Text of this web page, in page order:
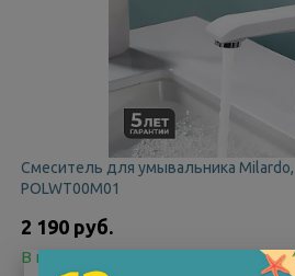
Смеситель для умывальника
POLWT00M01
2 190 руб.
В наличии